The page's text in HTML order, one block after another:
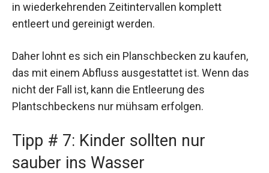
in wiederkehrenden Zeitintervallen komplett
entleert und gereinigt werden.
Daher lohnt es sich ein Planschbecken zu kaufen,
das mit einem Abfluss ausgestattet ist. Wenn das
nicht der Fall ist, kann die Entleerung des
Plantschbeckens nur mühsam erfolgen.
Tipp # 7: Kinder sollten nur
sauber ins Wasser